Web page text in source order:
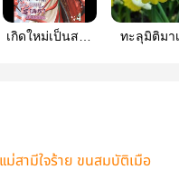
เกิดใหม่เป็นสาว
ทะลุมิติมา
ม่สามีใจร้าย ขนสมบัติเมือ